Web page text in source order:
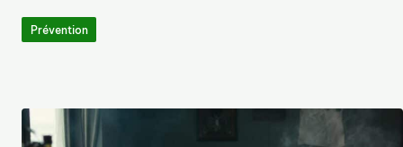
Prévention